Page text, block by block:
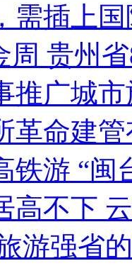
需插上
周 贵州
推广城
革命建
铁游 “闽
高不下
游强省